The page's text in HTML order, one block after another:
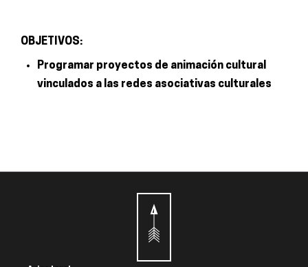
OBJETIVOS:
Programar proyectos de animación cultural
vinculados a las redes asociativas culturales